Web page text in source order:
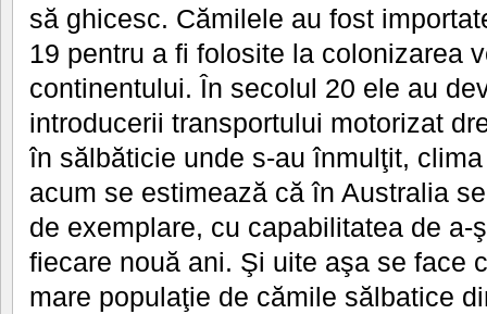
să ghicesc. Cămilele au fost
19 pentru a fi folosite la colonizarea
continentului. În secolul 20 ele au
introducerii transportului motorizat
în sălbăticie unde s-au înmulţit,
acum se estimează că în Australia
de exemplare, cu capabilitatea de a-
fiecare nouă ani. Şi uite aşa se face
mare populaţie de cămile sălbatice